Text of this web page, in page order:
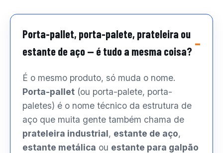
Porta-pallet, porta-palete, prateleira ou
estante de aço — é tudo a mesma coisa?
É o mesmo produto, só muda o nome.
Porta-pallet (ou porta-palete, porta-
paletes) é o nome técnico da estrutura de
aço que muita gente também chama de
prateleira industrial, estante de aço,
estante metálica ou estante para galpão